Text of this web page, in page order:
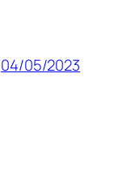
04/05/2023